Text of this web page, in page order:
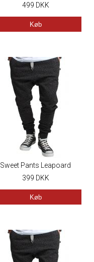
499 DKK
Køb
Sweet Pants Leapoard
399 DKK
Køb